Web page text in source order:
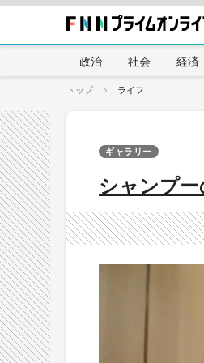
政治 社会 経済
トップ ライフ
シャンプ
ギャラリー